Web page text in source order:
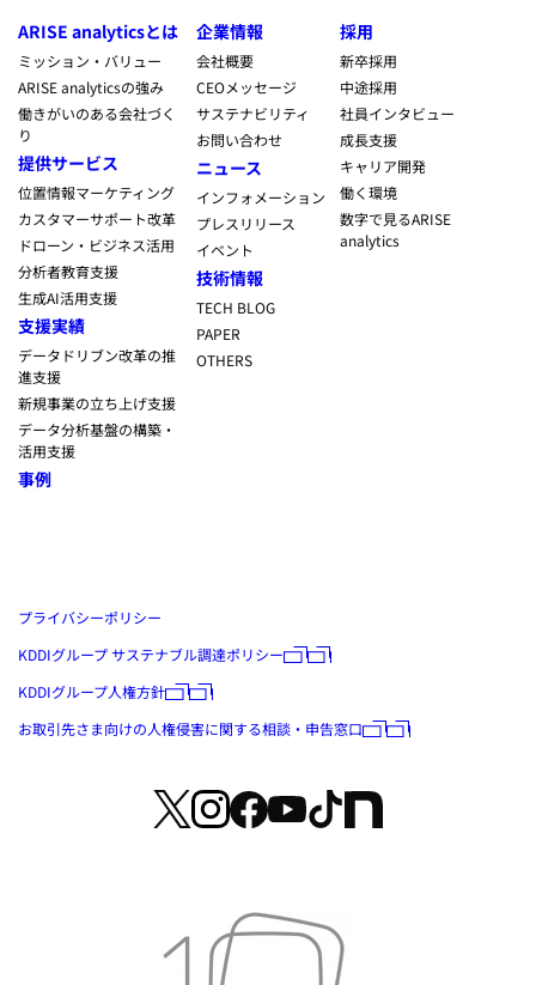
プライバシーポリシー
KDDIグループ サステナブル調達ポリシー
KDDIグループ人権方針
お取引先さま向けの人権侵害に関する相談・申告窓口
ARISE analyticsとは
ミッション・バリュー
ARISE analyticsの強み
働きがいのある会社づく
り
提供サービス
位置情報マーケティング
カスタマーサポート改革
ドローン・ビジネス活用
分析者教育支援
生成AI活用支援
支援実績
データドリブン改革の推
進支援
新規事業の立ち上げ支援
データ分析基盤の構築・
活用支援
事例
企業情報
会社概要
CEOメッセージ
サステナビリティ
お問い合わせ
ニュース
インフォメーション
プレスリリース
イベント
技術情報
TECH BLOG
PAPER
OTHERS
採用
新卒採用
中途採用
社員インタビュー
成長支援
キャリア開発
働く環境
数字で見るARISE
analytics